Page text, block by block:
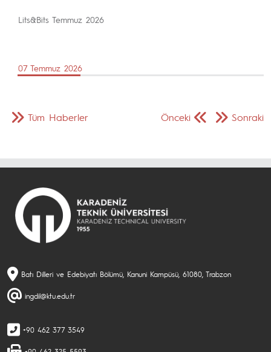
Lits&Bits Temmuz 2026
07 Temmuz 2026
Önceki Sonraki
Tüm Haberler
Batı Dilleri ve Edebiyatı Bölümü, Kanuni Kampüsü, 61080, Trabzon
ingdil@ktu.edu.tr
+90 462 377 3549